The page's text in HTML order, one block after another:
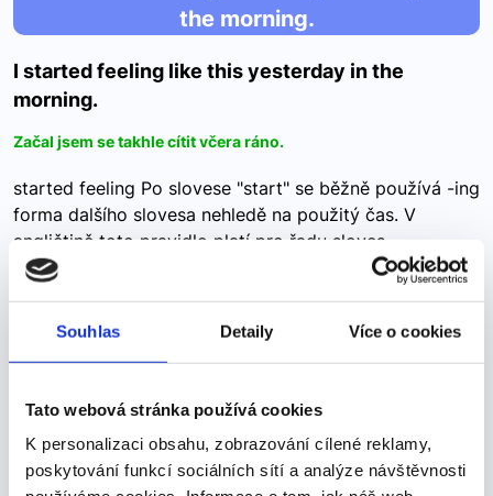
Souhlas Detaily Více o cookies
Tato webová stránka používá cookies
K personalizaci obsahu, zobrazování cílené reklamy,
poskytování funkcí sociálních sítí a analýze návštěvnosti
the morning.
I started feeling like this yesterday in the
morning.
Začal jsem se takhle cítit včera ráno.
started feeling Po slovese "start" se běžně používá -ing
forma dalšího slovesa nehledě na použitý čas. V
angličtině toto pravidlo platí pro řadu sloves
vyjadřujících začátek nebo změnu činnosti, jako…
Please place any carry-on luggage,
electronics, and liquids in the trays
detector.